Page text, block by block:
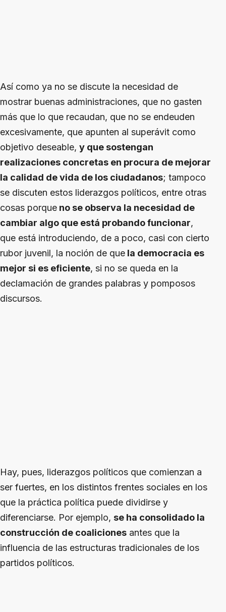
Así como ya no se discute la necesidad de
mostrar buenas administraciones, que no gasten
más que lo que recaudan, que no se endeuden
excesivamente, que apunten al superávit como
objetivo deseable, y que sostengan
realizaciones concretas en procura de mejorar
la calidad de vida de los ciudadanos; tampoco
se discuten estos liderazgos políticos, entre otras
cosas porque no se observa la necesidad de
cambiar algo que está probando funcionar,
que está introduciendo, de a poco, casi con cierto
rubor juvenil, la noción de que la democracia es
mejor si es eficiente, si no se queda en la
declamación de grandes palabras y pomposos
discursos.
Hay, pues, liderazgos políticos que comienzan a
ser fuertes, en los distintos frentes sociales en los
que la práctica política puede dividirse y
diferenciarse. Por ejemplo, se ha consolidado la
construcción de coaliciones antes que la
influencia de las estructuras tradicionales de los
partidos políticos.